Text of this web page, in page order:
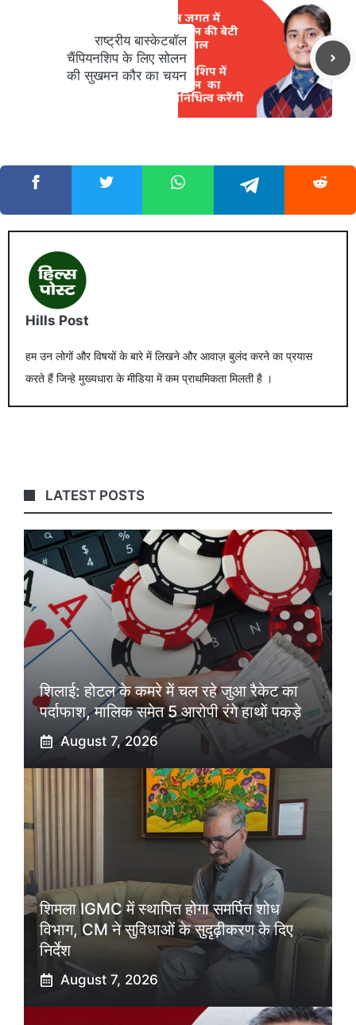
राष्ट्रीय बास्केटबॉल
चैंपियनशिप के लिए सोलन
की सुखमन कौर का चयन
Hills Post
हम उन लोगों और विषयों के बारे में लिखने और आवाज़ बुलंद करने का प्रयास
करते हैं जिन्हे मुख्यधारा के मीडिया में कम प्राथमिकता मिलती है ।
LATEST POSTS
शिलाई: होटल के कमरे में चल रहे जुआ रैकेट का
पर्दाफाश, मालिक समेत 5 आरोपी रंगे हाथों पकड़े
August 7, 2026
शिमला IGMC में स्थापित होगा समर्पित शोध
विभाग, CM ने सुविधाओं के सुदृढ़ीकरण के दिए
निर्देश
August 7, 2026